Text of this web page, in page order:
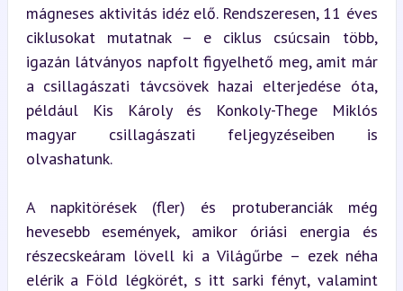
mágneses aktivitás idéz elő. Rendszeresen, 11 éves
ciklusokat mutatnak – e ciklus csúcsain több,
igazán látványos napfolt figyelhető meg, amit már
a csillagászati távcsövek hazai elterjedése óta,
például Kis Károly és Konkoly-Thege Miklós
magyar csillagászati feljegyzéseiben is
olvashatunk.
A napkitörések (fler) és protuberanciák még
hevesebb események, amikor óriási energia és
részecskeáram lövell ki a Világűrbe – ezek néha
elérik a Föld légkörét, s itt sarki fényt, valamint